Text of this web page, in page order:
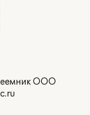
ООО